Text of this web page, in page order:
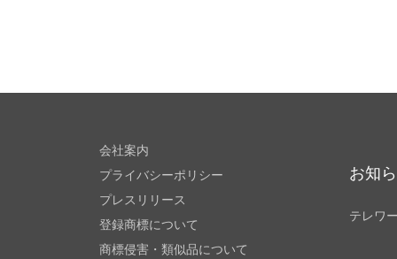
会社案内
プライバシーポリシー
プレスリリース
登録商標について
商標侵害・類似品について
お知
テレワ